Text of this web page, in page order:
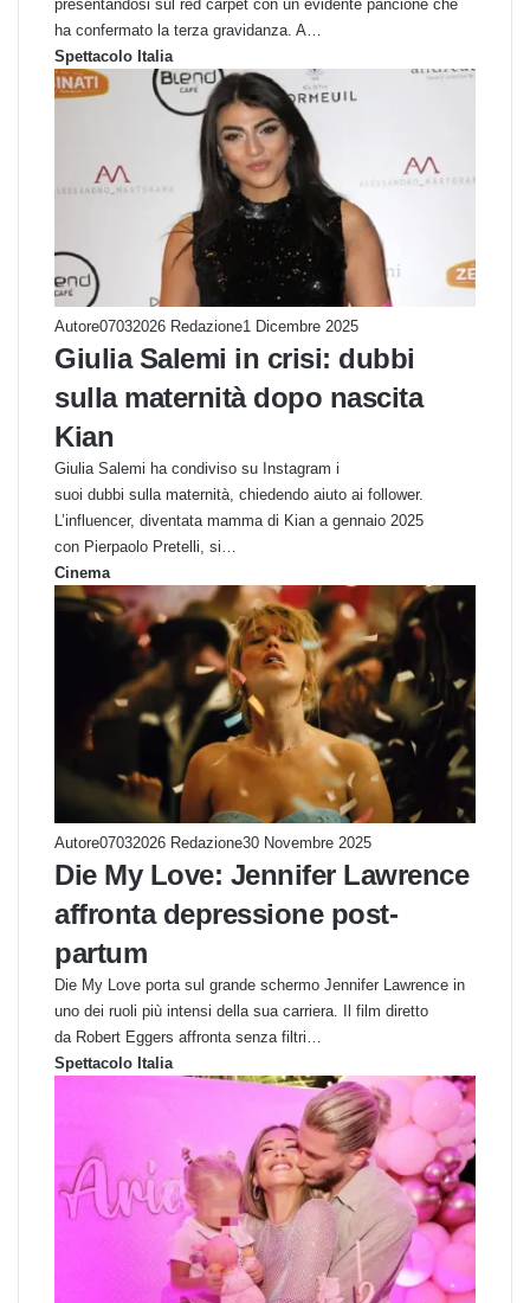
presentandosi sul red carpet con un evidente pancione che
ha confermato la terza gravidanza. A…
Spettacolo Italia
Autore07032026 Redazione1 Dicembre 2025
Giulia Salemi in crisi: dubbi
sulla maternità dopo nascita
Kian
Giulia Salemi ha condiviso su Instagram i
suoi dubbi sulla maternità, chiedendo aiuto ai follower.
L’influencer, diventata mamma di Kian a gennaio 2025
con Pierpaolo Pretelli, si…
Cinema
Autore07032026 Redazione30 Novembre 2025
Die My Love: Jennifer Lawrence
affronta depressione post-
partum
Die My Love porta sul grande schermo Jennifer Lawrence in
uno dei ruoli più intensi della sua carriera. Il film diretto
da Robert Eggers affronta senza filtri…
Spettacolo Italia